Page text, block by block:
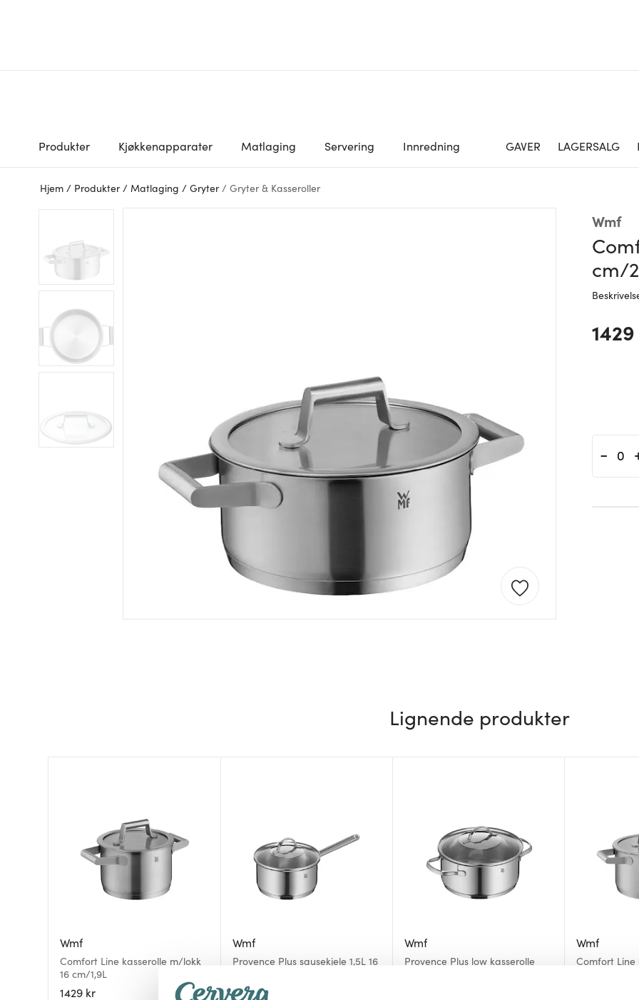
Produkter Kjøkkenapparater Matlaging Servering Innredning GAVER LAGERSALG
Hjem / Produkter / Matlaging / Gryter / Gryter & Kasseroller
Wmf
cm/
-
Lignende produkter
Wmf
Comfort Line kasserolle m/lokk
16 cm/1,9L
1429 kr
Wmf
Provence Plus sausekjele 1,5L 16
1039 kr
Wmf
Provence Plus low kasserolle
Wmf
Comfort Line